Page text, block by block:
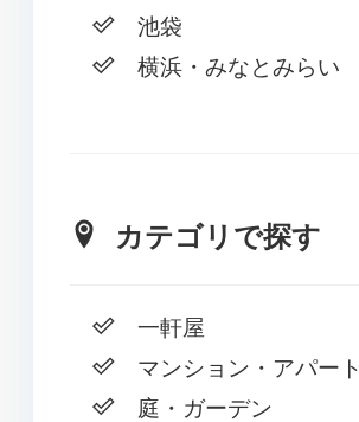
池袋
横浜・みなとみらい
カテゴリで探す
一軒屋
マンション・アパート
庭・ガーデン